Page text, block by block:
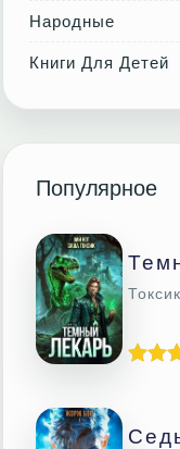
Народные
Книги Для Детей
Популярное